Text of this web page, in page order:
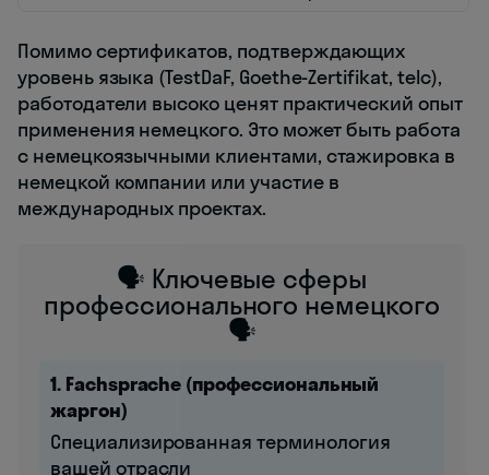
Помимо сертификатов, подтверждающих
уровень языка (TestDaF, Goethe-Zertifikat, telc),
работодатели высоко ценят практический опыт
применения немецкого. Это может быть работа
с немецкоязычными клиентами, стажировка в
немецкой компании или участие в
международных проектах.
🗣️ Ключевые сферы
профессионального немецкого
🗣️
1. Fachsprache (профессиональный
жаргон)
Специализированная терминология
вашей отрасли